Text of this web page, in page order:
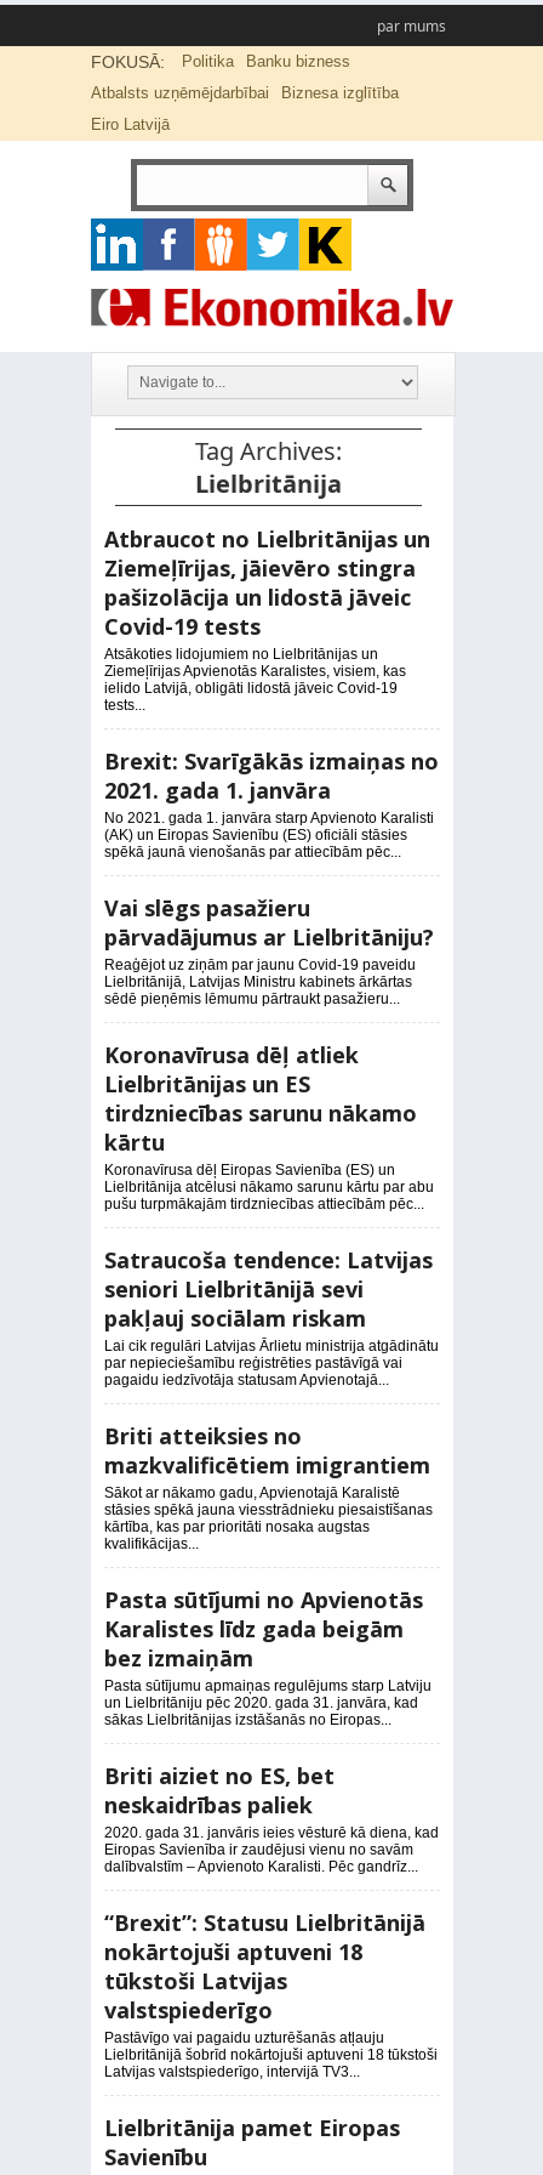
par mums
FOKUSĀ: Politika
Banku bizness
Atbalsts uzņēmējdarbībai
Biznesa izglītība
Eiro Latvijā
Tag Archives:
Lielbritānija
Atbraucot no Lielbritānijas un
Ziemeļīrijas, jāievēro stingra
pašizolācija un lidostā jāveic
Covid-19 tests
Atsākoties lidojumiem no Lielbritānijas un
Ziemeļīrijas Apvienotās Karalistes, visiem, kas
ielido Latvijā, obligāti lidostā jāveic Covid-19
tests...
Brexit: Svarīgākās izmaiņas no
2021. gada 1. janvāra
No 2021. gada 1. janvāra starp Apvienoto Karalisti
(AK) un Eiropas Savienību (ES) oficiāli stāsies
spēkā jaunā vienošanās par attiecībām pēc...
Vai slēgs pasažieru
pārvadājumus ar Lielbritāniju?
Reaģējot uz ziņām par jaunu Covid-19 paveidu
Lielbritānijā, Latvijas Ministru kabinets ārkārtas
sēdē pieņēmis lēmumu pārtraukt pasažieru...
Koronavīrusa dēļ atliek
Lielbritānijas un ES
tirdzniecības sarunu nākamo
kārtu
Koronavīrusa dēļ Eiropas Savienība (ES) un
Lielbritānija atcēlusi nākamo sarunu kārtu par abu
pušu turpmākajām tirdzniecības attiecībām pēc...
Satraucoša tendence: Latvijas
seniori Lielbritānijā sevi
pakļauj sociālam riskam
Lai cik regulāri Latvijas Ārlietu ministrija atgādinātu
par nepieciešamību reģistrēties pastāvīgā vai
pagaidu iedzīvotāja statusam Apvienotajā...
Briti atteiksies no
mazkvalificētiem imigrantiem
Sākot ar nākamo gadu, Apvienotajā Karalistē
stāsies spēkā jauna viesstrādnieku piesaistīšanas
kārtība, kas par prioritāti nosaka augstas
kvalifikācijas...
Pasta sūtījumi no Apvienotās
Karalistes līdz gada beigām
bez izmaiņām
Pasta sūtījumu apmaiņas regulējums starp Latviju
un Lielbritāniju pēc 2020. gada 31. janvāra, kad
sākas Lielbritānijas izstāšanās no Eiropas...
Briti aiziet no ES, bet
neskaidrības paliek
2020. gada 31. janvāris ieies vēsturē kā diena, kad
Eiropas Savienība ir zaudējusi vienu no savām
dalībvalstīm – Apvienoto Karalisti. Pēc gandrīz...
“Brexit”: Statusu Lielbritānijā
nokārtojuši aptuveni 18
tūkstoši Latvijas
valstspiederīgo
Pastāvīgo vai pagaidu uzturēšanās atļauju
Lielbritānijā šobrīd nokārtojuši aptuveni 18 tūkstoši
Latvijas valstspiederīgo, intervijā TV3...
Lielbritānija pamet Eiropas
Savienību